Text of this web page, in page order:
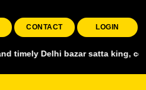
CONTACT LOGIN
Delhi bazar satta king, covering